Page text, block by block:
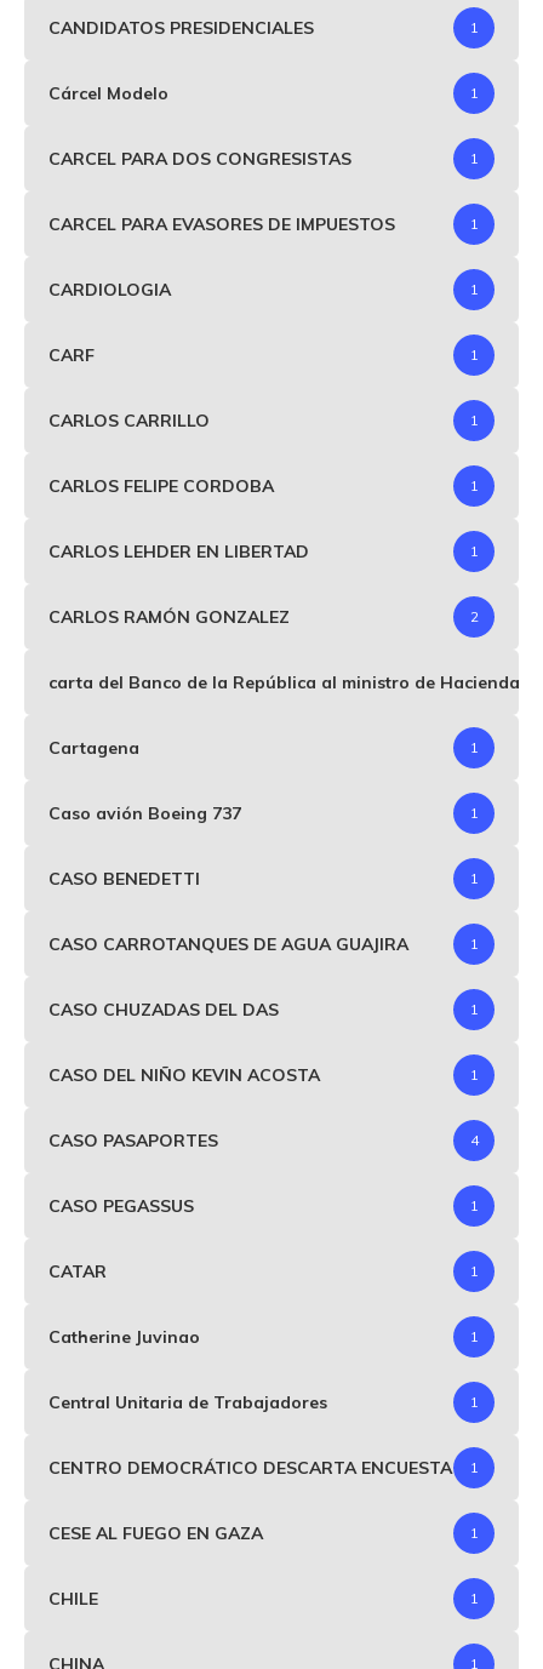
CANDIDATOS PRESIDENCIALES 1
Cárcel Modelo 1
CARCEL PARA DOS CONGRESISTAS 1
CARCEL PARA EVASORES DE IMPUESTOS 1
CARDIOLOGIA 1
CARF 1
CARLOS CARRILLO 1
CARLOS FELIPE CORDOBA 1
CARLOS LEHDER EN LIBERTAD 1
CARLOS RAMÓN GONZALEZ 2
carta del Banco de la República al ministro de Hacienda
Cartagena 1
Caso avión Boeing 737 1
CASO BENEDETTI 1
CASO CARROTANQUES DE AGUA GUAJIRA 1
CASO CHUZADAS DEL DAS 1
CASO DEL NIÑO KEVIN ACOSTA 1
CASO PASAPORTES 4
CASO PEGASSUS 1
CATAR 1
Catherine Juvinao 1
Central Unitaria de Trabajadores 1
CENTRO DEMOCRÁTICO DESCARTA ENCUESTA 1
CESE AL FUEGO EN GAZA 1
CHILE 1
CHINA 1